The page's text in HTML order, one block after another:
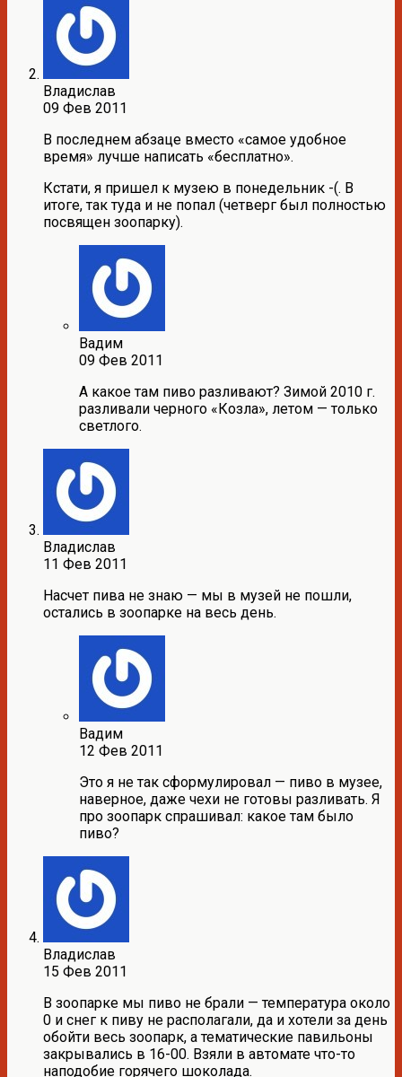
Владислав
09 Фев 2011
В последнем абзаце вместо «самое удобное
время» лучше написать «бесплатно».
Кстати, я пришел к музею в понедельник -(. В
итоге, так туда и не попал (четверг был полностью
посвящен зоопарку).
Вадим
09 Фев 2011
А какое там пиво разливают? Зимой 2010 г.
разливали черного «Козла», летом — только
светлого.
Владислав
11 Фев 2011
Насчет пива не знаю — мы в музей не пошли,
остались в зоопарке на весь день.
Вадим
12 Фев 2011
Это я не так сформулировал — пиво в музее,
наверное, даже чехи не готовы разливать. Я
про зоопарк спрашивал: какое там было
пиво?
Владислав
15 Фев 2011
В зоопарке мы пиво не брали — температура около
0 и снег к пиву не располагали, да и хотели за день
обойти весь зоопарк, а тематические павильоны
закрывались в 16-00. Взяли в автомате что-то
наподобие горячего шоколада.